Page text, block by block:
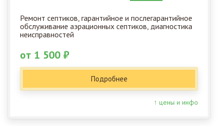
Ремонт септиков, гарантийное и послегарантийное
обслуживание аэрационных септиков, диагностика
неисправностей
от 1 500 ₽
Подробнее
↑ цены и инфо